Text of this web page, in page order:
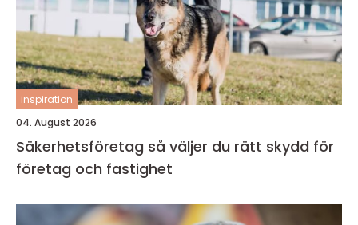
inspiration
04. August 2026
Säkerhetsföretag så väljer du rätt skydd för
företag och fastighet